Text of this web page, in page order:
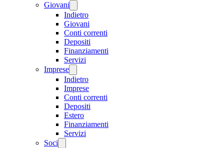
Giovani
Indietro
Giovani
Conti correnti
Depositi
Finanziamenti
Servizi
Imprese
Indietro
Imprese
Conti correnti
Depositi
Estero
Finanziamenti
Servizi
Soci